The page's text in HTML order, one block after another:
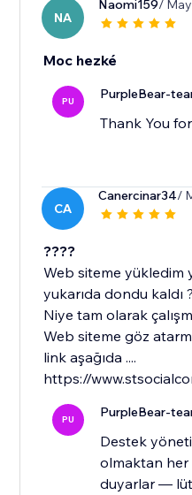
NA
Naomi159/
Moc hezké
PU PurpleBear-
Thank You
CA
Canercinar34/
????
Web siteme yükledim
yukarıda dondu kaldı ?
Niye tam olarak
Web siteme göz
link aşağıda ....
https://
PU PurpleBear-
Destek
olmaktan her
duyarlar —